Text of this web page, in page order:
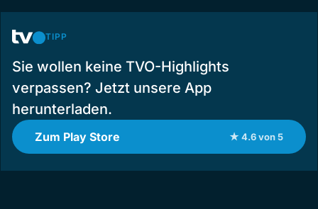
TIPP
Sie wollen keine TVO-Highlights
verpassen? Jetzt unsere App
herunterladen.
Zum Play Store ★ 4.6 von 5